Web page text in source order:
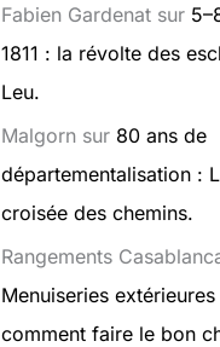
Fabien Gardenatsur
1811 : la révolte des
Leu.
Malgornsur 80 ans de
départementalisation :
croisée des chemins.
Rangements
Menuiseries
comment faire le bon